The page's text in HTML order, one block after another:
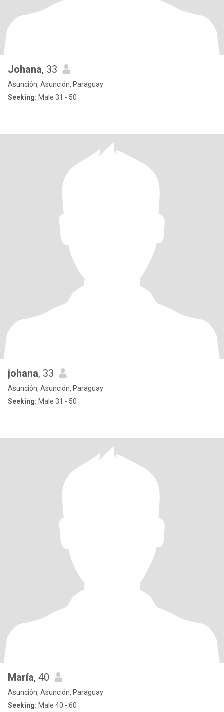
Johana, 33
Asunción, Asunción, Paraguay
Seeking: Male 31 - 50
johana, 33
Asunción, Asunción, Paraguay
Seeking: Male 31 - 50
María, 40
Asunción, Asunción, Paraguay
Seeking: Male 40 - 60